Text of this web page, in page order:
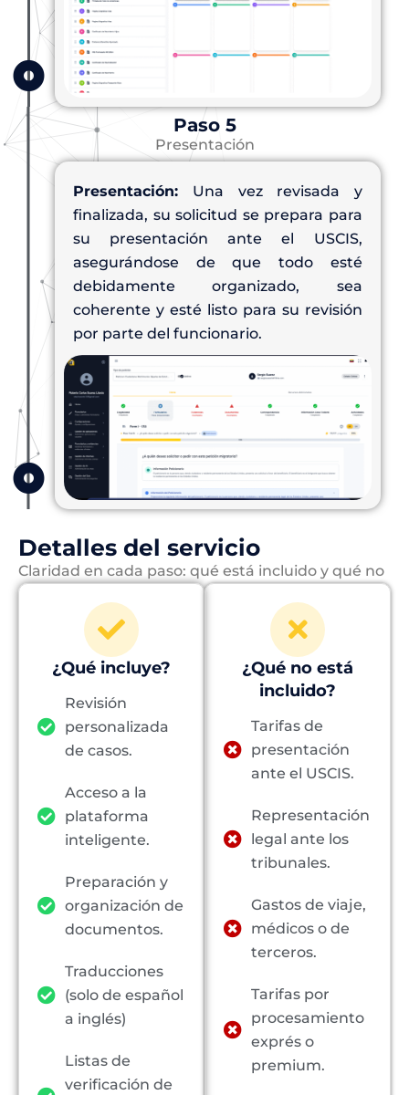
Paso 5
Presentación
Presentación: Una vez revisada y
finalizada, su solicitud se prepara para
su presentación ante el USCIS,
asegurándose de que todo esté
debidamente organizado, sea
coherente y esté listo para su revisión
por parte del funcionario.
Detalles del servicio
Claridad en cada paso: qué está incluido y qué no
¿Qué incluye?
Revisión
personalizada
de casos.
Acceso a la
plataforma
inteligente.
Preparación y
organización de
documentos.
Traducciones
(solo de español
a inglés)
Listas de
verificación de
¿Qué no está
incluido?
Tarifas de
presentación
ante el USCIS.
Representación
legal ante los
tribunales.
Gastos de viaje,
médicos o de
terceros.
Tarifas por
procesamiento
exprés o
premium.